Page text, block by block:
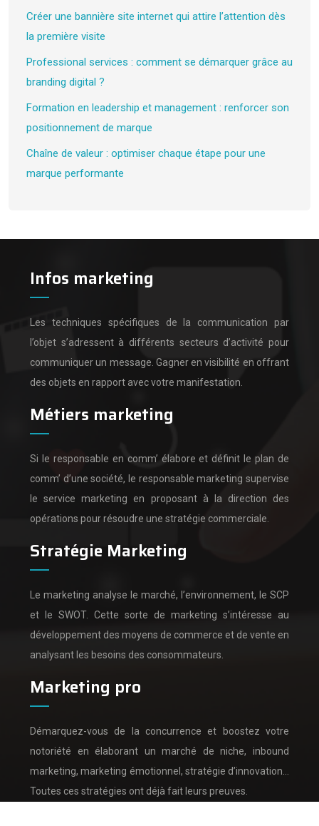
Créer une bannière site internet qui attire l’attention dès
la première visite
Professional services : comment se démarquer grâce au
branding digital ?
Formation en leadership et management : renforcer son
positionnement de marque
Chaîne de valeur : optimiser chaque étape pour une
marque performante
Infos marketing
Les techniques spécifiques de la communication par
l’objet s’adressent à différents secteurs d’activité pour
communiquer un message. Gagner en visibilité en offrant
des objets en rapport avec votre manifestation.
Métiers marketing
Si le responsable en comm’ élabore et définit le plan de
comm’ d’une société, le responsable marketing supervise
le service marketing en proposant à la direction des
opérations pour résoudre une stratégie commerciale.
Stratégie Marketing
Le marketing analyse le marché, l’environnement, le SCP
et le SWOT. Cette sorte de marketing s’intéresse au
développement des moyens de commerce et de vente en
analysant les besoins des consommateurs.
Marketing pro
Démarquez-vous de la concurrence et boostez votre
notoriété en élaborant un marché de niche, inbound
marketing, marketing émotionnel, stratégie d’innovation…
Toutes ces stratégies ont déjà fait leurs preuves.